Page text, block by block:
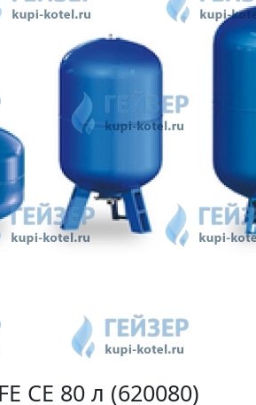
CE 80 л (620080)